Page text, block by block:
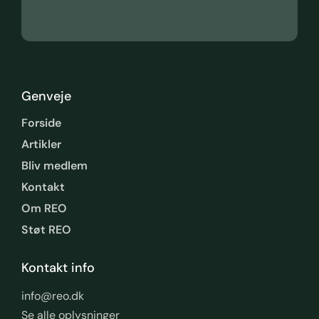
Genveje
Forside
Artikler
Bliv medlem
Kontakt
Om REO
Støt REO
Kontakt info
info@reo.dk
Se alle oplysninger